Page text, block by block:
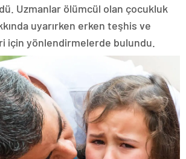
Uzmanlar ölümcül olan çocukluk
uyarırken erken teşhis ve
için yönlendirmelerde bulundu.